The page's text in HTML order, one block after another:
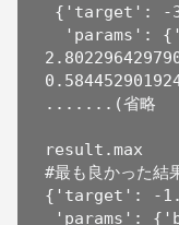
.......(省略
result.max
#最も良かった結
{'target': -